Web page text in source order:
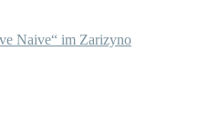
Naive“ im Zarizyno